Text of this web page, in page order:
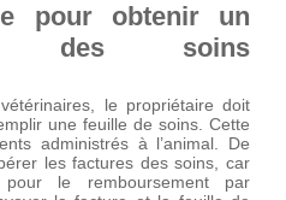
pour obtenir un
des soins
le propriétaire doit
une feuille de soins. Cette
administrés à l’animal. De
les factures des soins, car
le remboursement par